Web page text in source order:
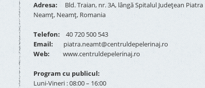
Adresa: Bld. Traian, nr. 3A, lângă Spitalul Județean Piatra
Neamț, Neamț, Romania
Telefon: 40 720 500 543
Email:
piatra.neamt@centruldepelerinaj.ro
Web:
www.centruldepelerinaj.ro
Program cu publicul:
Luni-Vineri : 08:00 – 16:00